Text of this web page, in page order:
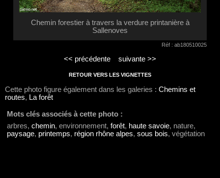
Chemin forestier à travers la verdure printanière à
Sallenoves
Réf : ab180510025
<< précédente suivante >>
RETOUR VERS LES VIGNETTES
Cette photo figure également dans les galeries : Chemins et
routes, La forêt
Mots clés associés à cette photo :
arbres, chemin, environnement, forêt, haute savoie, nature,
paysage, printemps, région rhône alpes, sous bois, végétation